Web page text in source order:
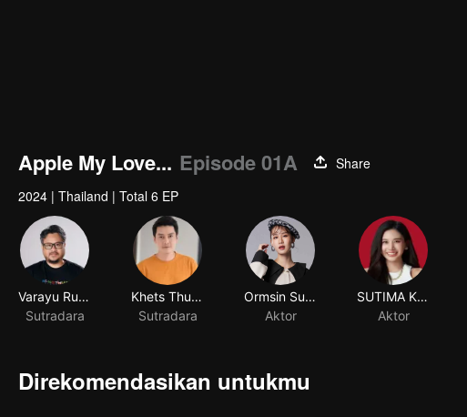
Apple My Love... Episode 01A
Share
2024 | Thailand | Total 6 EP
Varayu Rukskul
Sutradara
Khets Thunthup
Sutradara
Ormsin Supitcha Limsommut
Aktor
SUTIMA KORKIATVANICH
Aktor
Direkomendasikan untukmu